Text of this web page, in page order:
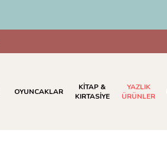
OYUNCAKLAR
KİTAP &
KIRTASİYE
YAZLIK
ÜRÜNLER